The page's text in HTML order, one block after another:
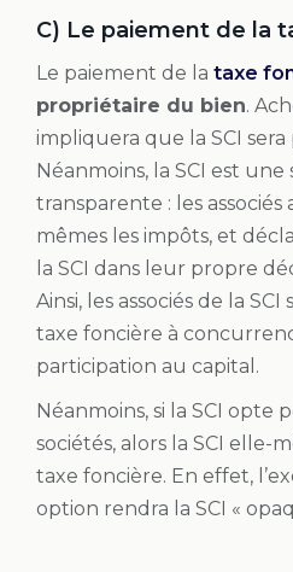
C) Le paiement de la
Le paiement de la taxe
propriétaire du bien.
impliquera que la SCI
Néanmoins, la SCI est
transparente : les
mêmes les impôts, et
la SCI dans leur propre
Ainsi, les associés de la
taxe foncière à
participation au capital.
Néanmoins, si la SCI opte
sociétés, alors la SCI elle-
taxe foncière. En effet,
option rendra la SCI «